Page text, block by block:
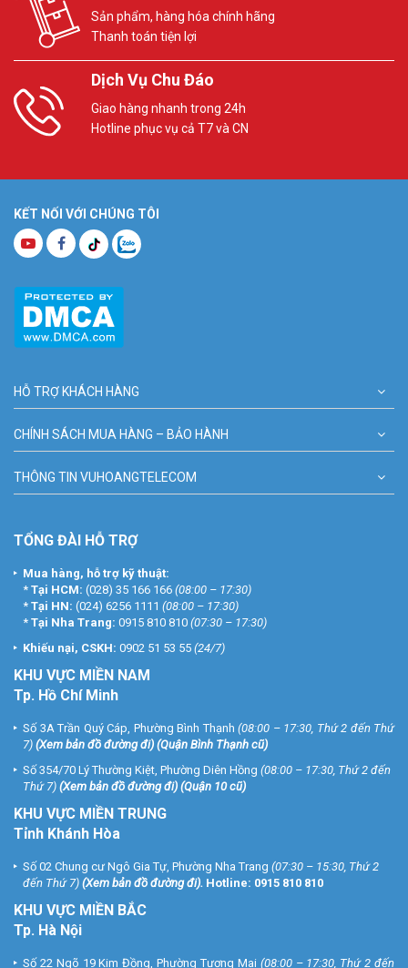
Sản phẩm, hàng hóa chính hãng
Thanh toán tiện lợi
Dịch Vụ Chu Đáo
Giao hàng nhanh trong 24h
Hotline phục vụ cả T7 và CN
KẾT NỐI VỚI CHÚNG TÔI
HỖ TRỢ KHÁCH HÀNG
CHÍNH SÁCH MUA HÀNG – BẢO HÀNH
THÔNG TIN VUHOANGTELECOM
TỔNG ĐÀI HỖ TRỢ
Mua hàng, hỗ trợ kỹ thuật:
* Tại HCM: (028) 35 166 166 (08:00 – 17:30)
* Tại HN: (024) 6256 1111 (08:00 – 17:30)
* Tại Nha Trang: 0915 810 810 (07:30 – 17:30)
Khiếu nại, CSKH: 0902 51 53 55 (24/7)
KHU VỰC MIỀN NAM
Tp. Hồ Chí Minh
Số 3A Trần Quý Cáp, Phường Bình Thạnh (08:00 – 17:30, Thứ 2 đến Thứ
7) (Xem bản đồ đường đi) (Quận Bình Thạnh cũ)
Số 354/70 Lý Thường Kiệt, Phường Diên Hồng (08:00 – 17:30, Thứ 2 đến
Thứ 7) (Xem bản đồ đường đi) (Quận 10 cũ)
KHU VỰC MIỀN TRUNG
Tỉnh Khánh Hòa
Số 02 Chung cư Ngô Gia Tự, Phường Nha Trang (07:30 – 15:30, Thứ 2
đến Thứ 7) (Xem bản đồ đường đi). Hotline: 0915 810 810
KHU VỰC MIỀN BẮC
Tp. Hà Nội
Số 22 Ngõ 19 Kim Đồng, Phường Tương Mai (08:00 – 17:30, Thứ 2 đến